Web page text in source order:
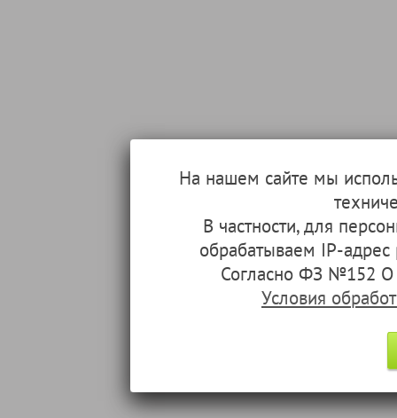
На нашем сайте мы
В частности, для
обрабатываем IP-
Согласно ФЗ №152 О
Условия